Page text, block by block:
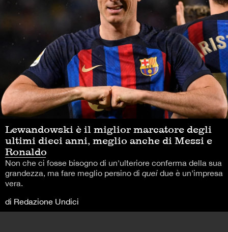
Lewandowski è il miglior marcatore degli
ultimi dieci anni, meglio anche di Messi e
Ronaldo
Non che ci fosse bisogno di un'ulteriore conferma della sua
grandezza, ma fare meglio persino di quei due è un'impresa
vera.
di Redazione Undici